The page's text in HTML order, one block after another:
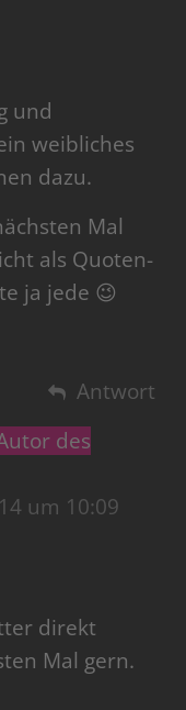
und
weibliches
dazu.
Mal
als Quoten-
ja jede 😉
Antwort
des
um 10:09
direkt
Mal gern.